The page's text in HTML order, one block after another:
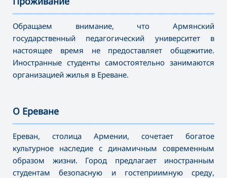
Обращаем внимание, что Армянский
государственный педагогический университет в
настоящее время не предоставляет общежитие.
Иностранные студенты самостоятельно занимаются
организацией жилья в Ереване.
О Ереване
Ереван, столица Армении, сочетает богатое
культурное наследие с динамичным современным
образом жизни. Город предлагает иностранным
студентам безопасную и гостеприимную среду,